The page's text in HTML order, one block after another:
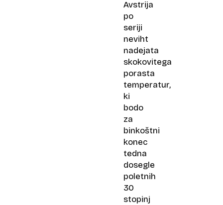
Avstrija
po
seriji
neviht
nadejata
skokovitega
porasta
temperatur,
ki
bodo
za
binkoštni
konec
tedna
dosegle
poletnih
30
stopinj